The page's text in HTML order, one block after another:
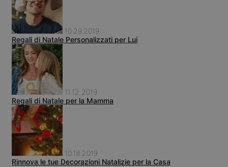
10.29.2019
Regali di Natale Personalizzati per Lui
11.12.2019
Regali di Natale per la Mamma
10.18.2019
Rinnova le tue Decorazioni Natalizie per la Casa